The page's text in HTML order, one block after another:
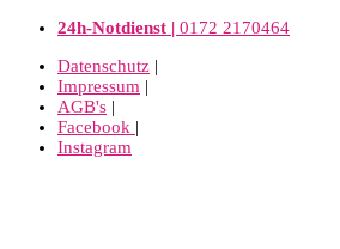
24h-Notdienst | 0172 2170464
Datenschutz |
Impressum |
AGB's |
Facebook |
Instagram